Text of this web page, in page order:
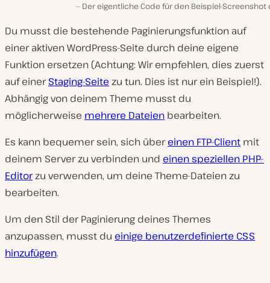
Der eigentliche Code für den Beispiel-Screenshot
Du musst die bestehende Paginierungsfunktion auf
einer aktiven WordPress-Seite durch deine eigene
Funktion ersetzen (Achtung: Wir empfehlen, dies zuerst
auf einerStaging-Seite zu tun. Dies ist nur ein Beispiel!).
Abhängig von deinem Theme musst du
möglicherweise mehrere Dateien bearbeiten.
Es kann bequemer sein, sich übereinen FTP-Client mit
deinem Server zu verbinden und einen speziellen PHP-
Editorzu verwenden, um deine Theme-Dateien zu
bearbeiten.
Um den Stil der Paginierung deines Themes
anzupassen, musst du einige benutzerdefinierte CSS
hinzufügen.